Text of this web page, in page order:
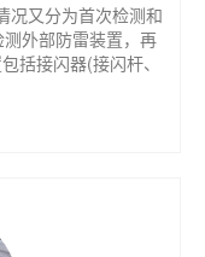
况又分为首次检测和
外部防雷装置，再
括接闪器(接闪杆、
装置、金属门窗及
接。